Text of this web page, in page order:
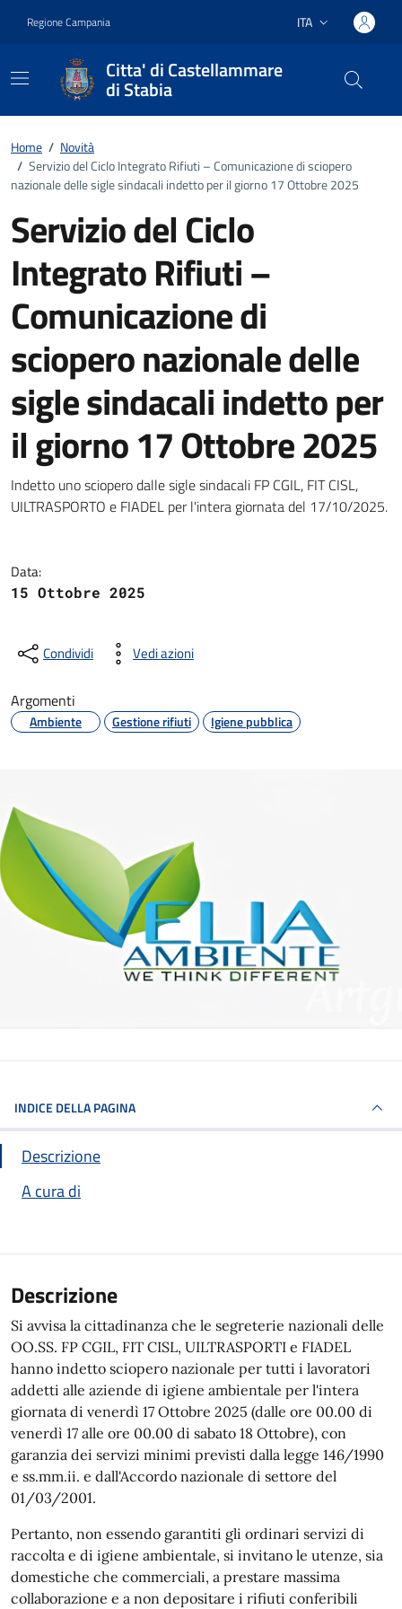
Regione Campania Lingua attiva:
ITA
Citta' di Castellammare
di Stabia
Home / Novità
/ Servizio del Ciclo Integrato Rifiuti – Comunicazione di sciopero
nazionale delle sigle sindacali indetto per il giorno 17 Ottobre 2025
Servizio del Ciclo
Integrato Rifiuti –
Comunicazione di
sciopero nazionale delle
sigle sindacali indetto per
il giorno 17 Ottobre 2025
Dettagli della notizia
Indetto uno sciopero dalle sigle sindacali FP CGIL, FIT CISL,
UILTRASPORTO e FIADEL per l'intera giornata del 17/10/2025.
Data:
15 Ottobre 2025
Condividi Vedi azioni
Argomenti
Ambiente Gestione rifiuti Igiene pubblica
INDICE DELLA PAGINA
Descrizione
A cura di
Descrizione
Si avvisa la cittadinanza che le segreterie nazionali delle
OO.SS. FP CGIL, FIT CISL, UILTRASPORTI e FIADEL
hanno indetto sciopero nazionale per tutti i lavoratori
addetti alle aziende di igiene ambientale per l'intera
giornata di venerdì 17 Ottobre 2025 (dalle ore 00.00 di
venerdì 17 alle ore 00.00 di sabato 18 Ottobre), con
garanzia dei servizi minimi previsti dalla legge 146/1990
e ss.mm.ii. e dall'Accordo nazionale di settore del
01/03/2001.
Pertanto, non essendo garantiti gli ordinari servizi di
raccolta e di igiene ambientale, si invitano le utenze, sia
domestiche che commerciali, a prestare massima
collaborazione e a non depositare i rifiuti conferibili